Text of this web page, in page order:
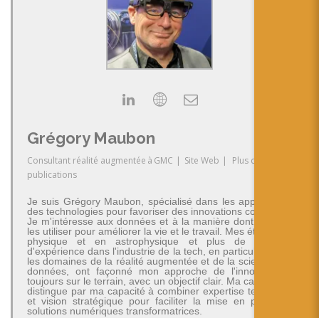
Grégory Maubon
Consultant réalité augmentée à GMC | Site Web |
Plus de
publications
Je suis Grégory Maubon, spécialisé dans les applications
des technologies pour favoriser des innovations concrètes.
Je m'intéresse aux données et à la manière dont on peut
les utiliser pour améliorer la vie et le travail. Mes études en
physique et en astrophysique et plus de 30 ans
d'expérience dans l'industrie de la tech, en particulier dans
les domaines de la réalité augmentée et de la science des
données, ont façonné mon approche de l'innovation -
toujours sur le terrain, avec un objectif clair. Ma carrière se
distingue par ma capacité à combiner expertise technique
et vision stratégique pour faciliter la mise en place de
solutions numériques transformatrices.